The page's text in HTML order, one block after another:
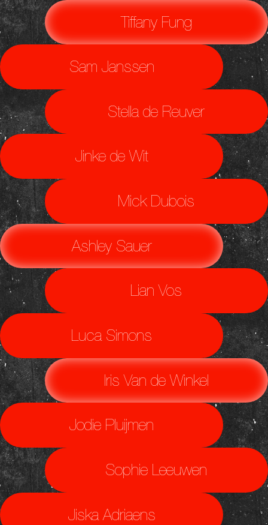
Tiffany Fung
Sam Janssen
Stella de Reuver
Jinke de Wit
Mick Dubois
Ashley Sauer
Lian Vos
Luca Simons
Iris Van de Winkel
Jodie Pluijmen
Sophie Leeuwen
Jiska Adriaens